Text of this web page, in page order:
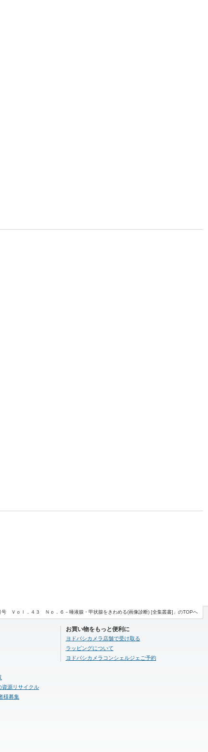
資源リサイクル
様募集
お買い物をもっと便利に
ヨドバシカメラ店舗で受け取る
ラッピングについて
ヨドバシカメラコンシェルジェご予約
号 Ｖｏｌ．４３ Ｎｏ．６－唾液腺・甲状腺をきわめる(画像診断) [全集叢書]」のTOPへ